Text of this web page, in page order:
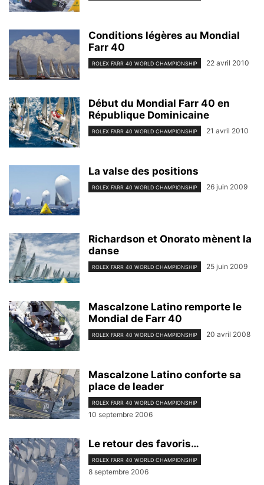
Conditions légères au Mondial
Farr 40
ROLEX FARR 40 WORLD CHAMPIONSHIP 22 avril 2010
Début du Mondial Farr 40 en
République Dominicaine
ROLEX FARR 40 WORLD CHAMPIONSHIP 21 avril 2010
La valse des positions
ROLEX FARR 40 WORLD CHAMPIONSHIP 26 juin 2009
Richardson et Onorato mènent la
danse
ROLEX FARR 40 WORLD CHAMPIONSHIP 25 juin 2009
Mascalzone Latino remporte le
Mondial de Farr 40
ROLEX FARR 40 WORLD CHAMPIONSHIP 20 avril 2008
Mascalzone Latino conforte sa
place de leader
ROLEX FARR 40 WORLD CHAMPIONSHIP
10 septembre 2006
Le retour des favoris…
ROLEX FARR 40 WORLD CHAMPIONSHIP
8 septembre 2006